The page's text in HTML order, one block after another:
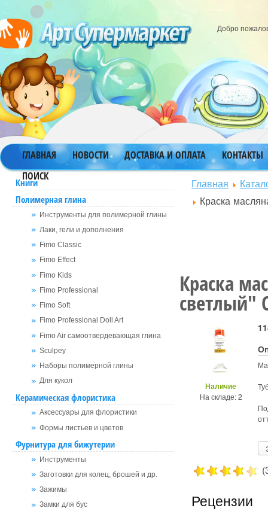
Добро
ГЛАВНАЯ НОВОСТИ ДОСТАВКА И ОПЛАТА
КОНТАКТЫ
ПОИСК
Книги
Полимерная глина
Инструменты для полимерной глины
Лаки, гели и дополнения
Fimo Classic
Fimo Effect
Fimo Kids
Fimo Professional
Fimo Soft
Fimo Professional Doll Art
Fimo Air самоотвердевающая глина
Sculpey
Наборы полимерной глины
Для кукол
Керамическая флористика
Аксессуары для флористики
Формы листьев и цветов
Фурнитура для бижутерии
Инструменты
Заготовки для колец, брошей и др.
Зажимы
Замки для бус
Главная
Краска
Краска
светлый"
Наличие
На складе: 2
Рецензии